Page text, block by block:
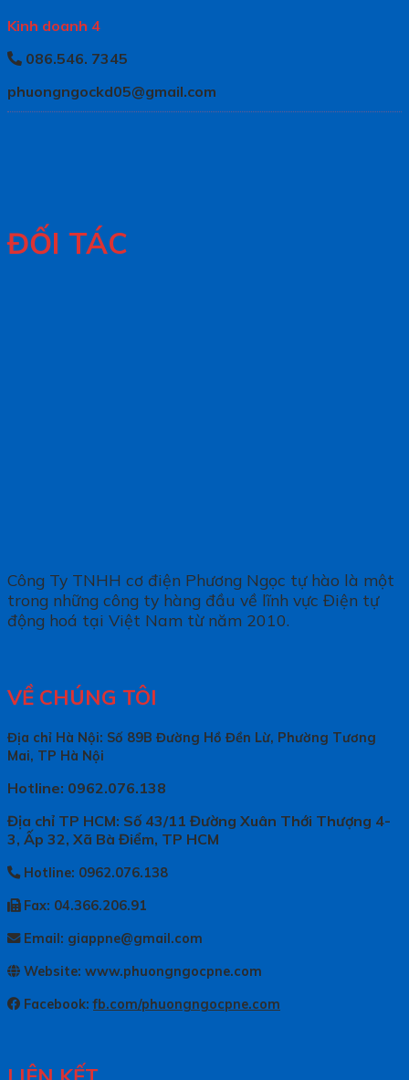
Kinh doanh 4
086.546. 7345
phuongngockd05@gmail.com
ĐỐI TÁC
Công Ty TNHH cơ điện Phương Ngọc tự hào là một
trong những công ty hàng đầu về lĩnh vực Điện tự
động hoá tại Việt Nam từ năm 2010.
VỀ CHÚNG TÔI
Địa chỉ Hà Nội: Số 89B Đường Hồ Đền Lừ, Phường Tương
Mai, TP Hà Nội
Hotline: 0962.076.138
Địa chỉ TP HCM: Số 43/11 Đường Xuân Thới Thượng 4-
3, Ấp 32, Xã Bà Điểm, TP HCM
Hotline: 0962.076.138
Fax: 04.366.206.91
Email: giappne@gmail.com
Website: www.phuongngocpne.com
Facebook:fb.com/phuongngocpne.com